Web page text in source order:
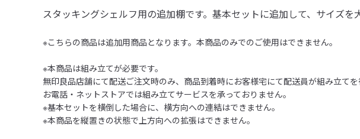
スタッキングシェルフ用の追加棚です。基本セットに追加して、サイズを
※こちらの商品は追加用商品となります。本商品のみでのご使用はできません。
※本商品は組み立てが必要です。
無印良品店舗にて配送ご注文時のみ、商品到着時にお客様宅にて配送員が組み立て
お電話・ネットストアでは組み立てサービスを承っておりません。
※基本セットを横倒した場合に、横方向への連結はできません。
※本商品を縦置きの状態で上方向への拡張はできません。